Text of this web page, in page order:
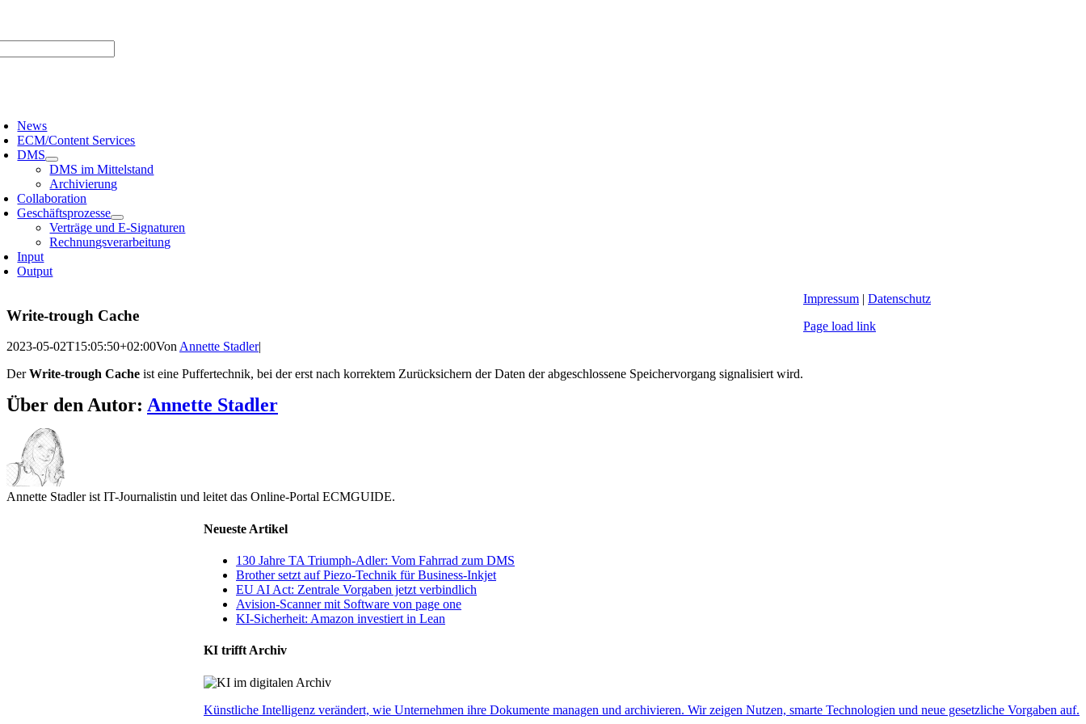
News
ECM/Content Services
DMS
DMS im Mittelstand
Archivierung
Collaboration
Geschäftsprozesse
Verträge und E-Signaturen
Rechnungsverarbeitung
Input
Output
Write-trough Cache
2023-05-02T15:05:50+02:00VonAnnette Stadler|
DerWrite-trough Cache ist eine Puffertechnik, bei der erst nach korrektem Zurücksichern der Daten der abgeschlossene Speichervorgang signalisiert wird.
Über den Autor: Annette Stadler
Annette Stadler ist IT-Journalistin und leitet das Online-Portal ECMGUIDE.
Neueste Artikel
130 Jahre TA Triumph-Adler: Vom Fahrrad zum DMS
Brother setzt auf Piezo-Technik für Business-Inkjet
EU AI Act: Zentrale Vorgaben jetzt verbindlich
Avision-Scanner mit Software von page one
KI-Sicherheit: Amazon investiert in Lean
KI trifft Archiv
Künstliche Intelligenz verändert, wie Unternehmen ihre Dokumente managen und archivieren. Wir zeigen Nutzen, smarte Technologien und neue gesetzliche Vorgaben auf.
Impressum | Datenschutz
Page load link